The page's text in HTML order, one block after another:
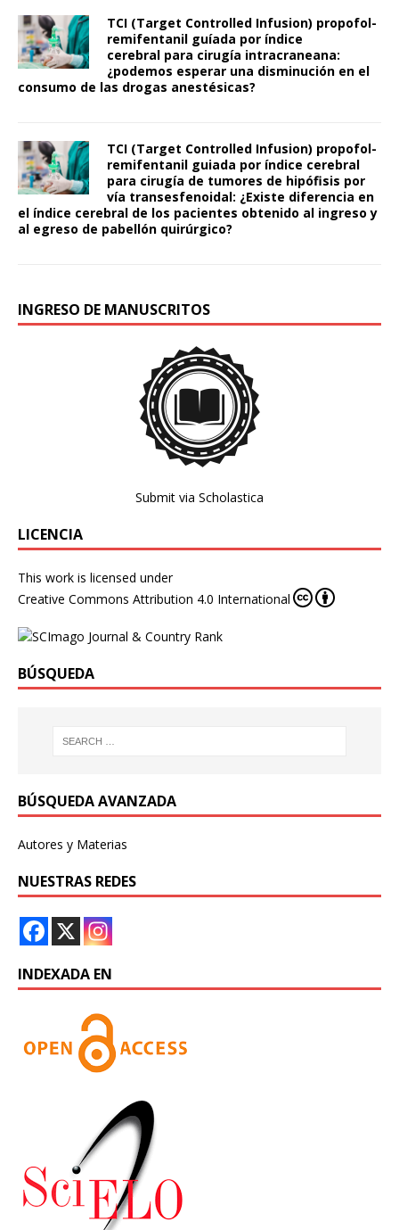
TCI (Target Controlled Infusion) propofol-
remifentanil guíada por índice
cerebral para cirugía intracraneana:
¿podemos esperar una disminución en el
consumo de las drogas anestésicas?
TCI (Target Controlled Infusion) propofol-
remifentanil guiada por índice cerebral
para cirugía de tumores de hipófisis por
vía transesfenoidal: ¿Existe diferencia en
el índice cerebral de los pacientes obtenido al ingreso y
al egreso de pabellón quirúrgico?
INGRESO DE MANUSCRITOS
Submit via Scholastica
LICENCIA
This work is licensed under
Creative Commons Attribution 4.0 International
BÚSQUEDA
BÚSQUEDA AVANZADA
Autores y Materias
NUESTRAS REDES
INDEXADA EN